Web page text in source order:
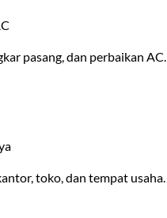
pasang, dan perbaikan AC.
toko, dan tempat usaha.